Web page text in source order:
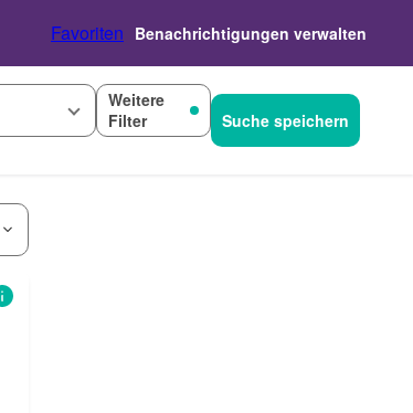
Favoriten Benachrichtigungen verwalten
Weitere
Filter
Suche speichern